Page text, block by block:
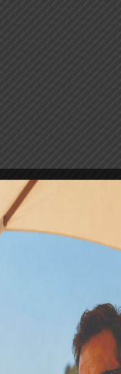
è un riconoscimento
Il certificato è
la
accedendo a